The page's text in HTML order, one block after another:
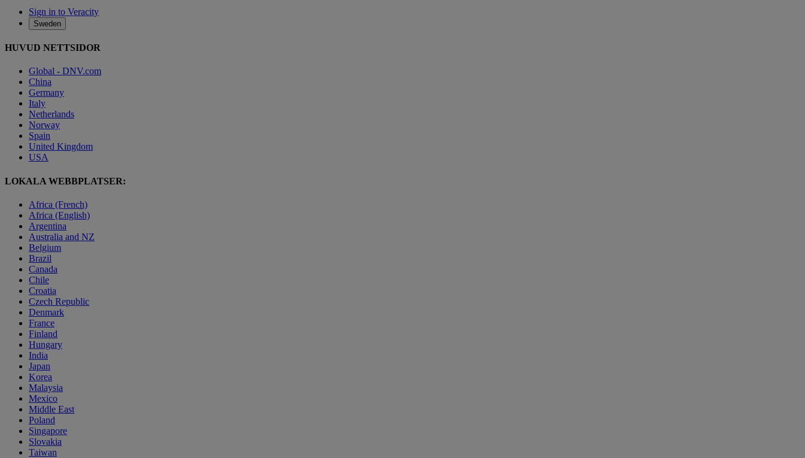
Sign in to Veracity
Sweden
HUVUD NETTSIDOR
Global - DNV.com
China
Germany
Italy
Netherlands
Norway
Spain
United Kingdom
USA
LOKALA WEBBPLATSER:
Africa (French)
Africa (English)
Argentina
Australia and NZ
Belgium
Brazil
Canada
Chile
Croatia
Czech Republic
Denmark
France
Finland
Hungary
India
Japan
Korea
Malaysia
Mexico
Middle East
Poland
Singapore
Slovakia
Taiwan